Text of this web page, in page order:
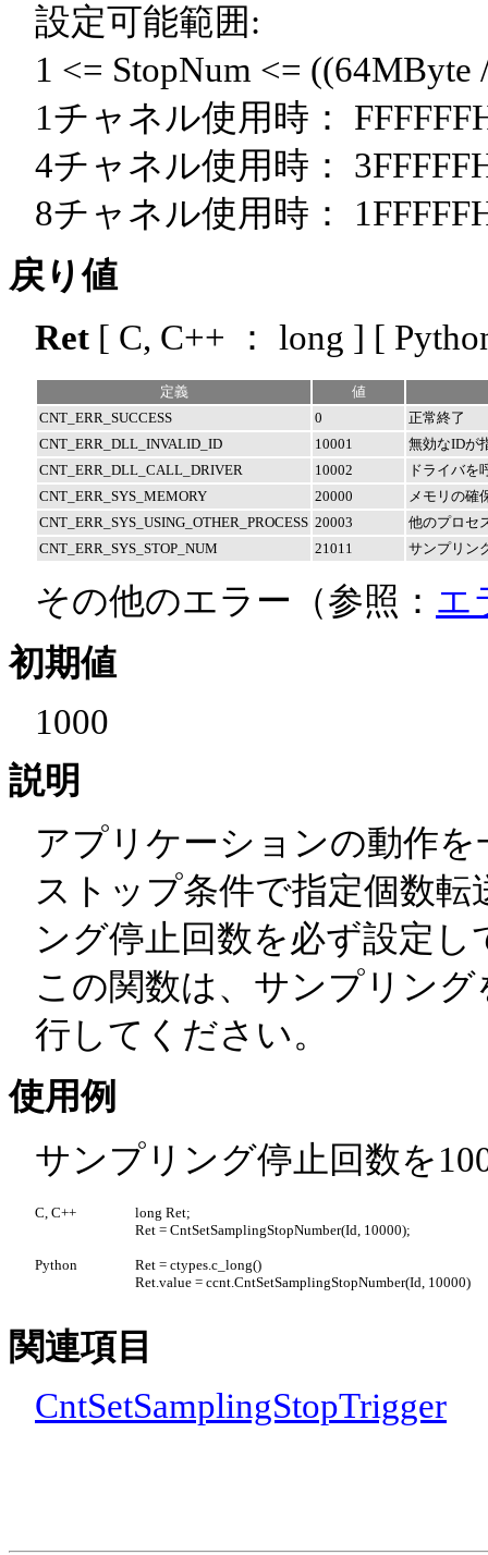
設定可能範囲:
1 <= StopNum <=
1チャネル使用時：
4チャネル使用時：
8チャネル使用時：
戻り値
Ret [ C, C++ ： long ] [
定義
値
CNT_ERR_SUCCESS
0
正常終了
CNT_ERR_DLL_INVALID_ID
10001
無効なIDが
CNT_ERR_DLL_CALL_DRIVER
10002
ドライバを
CNT_ERR_SYS_MEMORY
20000
メモリの確
CNT_ERR_SYS_USING_OTHER_PROCESS 20003
他のプロセ
CNT_ERR_SYS_STOP_NUM
21011 サンプリン
その他のエラー（参照： エ
初期値
1000
説明
アプリケーションの動作
ストップ条件で指定個数
ング停止回数を必ず設定し
この関数は、サンプリン
行してください。
使用例
サンプリング停止回数を
C, C++
long Ret;
Ret = CntSetSamplingStopNumber(Id, 10000);
Python
Ret = ctypes.c_long()
Ret.value = ccnt.CntSetSamplingStopNumber(Id, 10000)
関連項目
CntSetSamplingStopTrigger